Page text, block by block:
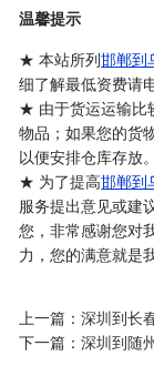
温馨提示
★ 本站所列邯郸到
细了解最低资费请
★ 由于货运运输比
物品；如果您的货
以便安排仓库存放。
★ 为了提高邯郸到
服务提出意见或建
您，非常感谢您对
力，您的满意就是
上一篇：深圳到长
下一篇：深圳到随